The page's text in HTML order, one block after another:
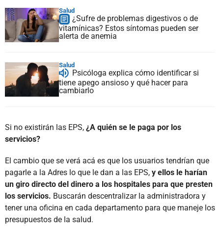
Salud
¿Sufre de problemas digestivos o de
vitamínicas? Estos síntomas pueden ser
alerta de anemia
Salud
Psicóloga explica cómo identificar si
tiene apego ansioso y qué hacer para
cambiarlo
Si no existirán las EPS, ¿A quién se le paga por los
servicios?
El cambio que se verá acá es que los usuarios tendrían que
pagarle a la Adres lo que le dan a las EPS, y ellos le harían
un giro directo del dinero a los hospitales para que presten
los servicios. Buscarán descentralizar la administradora y
tener una oficina en cada departamento para que maneje los
presupuestos de la salud.